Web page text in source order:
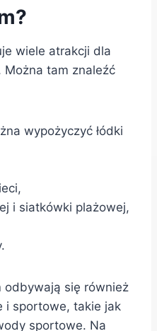
wiele atrakcji dla
tam znaleźć
wypożyczyć łódki
i siatkówki plażowej,
odbywają się również
i sportowe, takie jak
sportowe. Na